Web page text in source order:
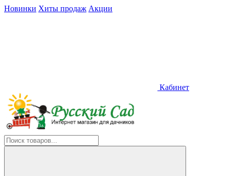
Новинки Хиты продаж Акции
Кабинет